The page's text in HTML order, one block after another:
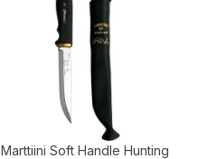
Marttiini Soft Handle Hunting